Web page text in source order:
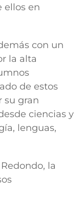
ellos en
con un
la alta
de estos
su gran
ciencias y
lenguas,
la